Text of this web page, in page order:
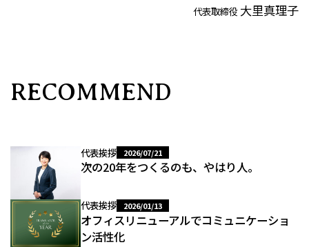
代表取締役 大里真理子
RECOMMEND
代表挨拶 2026/07/21
次の20年をつくるのも、やはり人。
代表挨拶 2026/01/13
オフィスリニューアルでコミュニケーショ
ン活性化